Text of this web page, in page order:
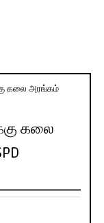
கலை அரங்கம்
கலை